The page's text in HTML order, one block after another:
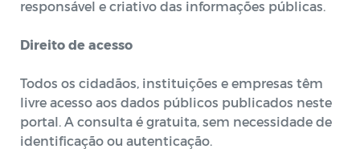
responsável e criativo das informações públicas.
Direito de acesso
Todos os cidadãos, instituições e empresas têm
livre acesso aos dados públicos publicados neste
portal. A consulta é gratuita, sem necessidade de
identificação ou autenticação.